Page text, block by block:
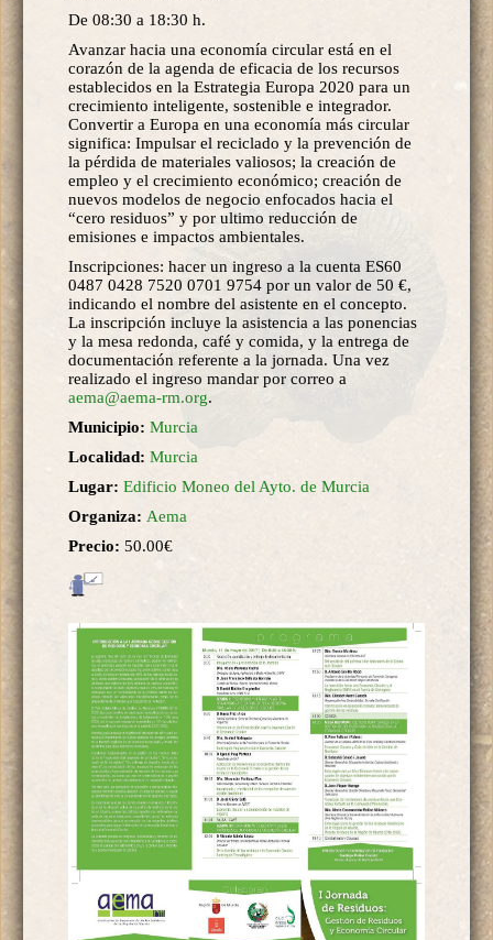
De 08:30 a 18:30 h.
Avanzar hacia una economía circular está en el
corazón de la agenda de eficacia de los recursos
establecidos en la Estrategia Europa 2020 para un
crecimiento inteligente, sostenible e integrador.
Convertir a Europa en una economía más circular
significa: Impulsar el reciclado y la prevención de
la pérdida de materiales valiosos; la creación de
empleo y el crecimiento económico; creación de
nuevos modelos de negocio enfocados hacia el
“cero residuos” y por ultimo reducción de
emisiones e impactos ambientales.
Inscripciones: hacer un ingreso a la cuenta ES60
0487 0428 7520 0701 9754 por un valor de 50 €,
indicando el nombre del asistente en el concepto.
La inscripción incluye la asistencia a las ponencias
y la mesa redonda, café y comida, y la entrega de
documentación referente a la jornada. Una vez
realizado el ingreso mandar por correo a
aema@aema-rm.org.
Municipio: Murcia
Localidad: Murcia
Lugar: Edificio Moneo del Ayto. de Murcia
Organiza: Aema
Precio: 50.00€